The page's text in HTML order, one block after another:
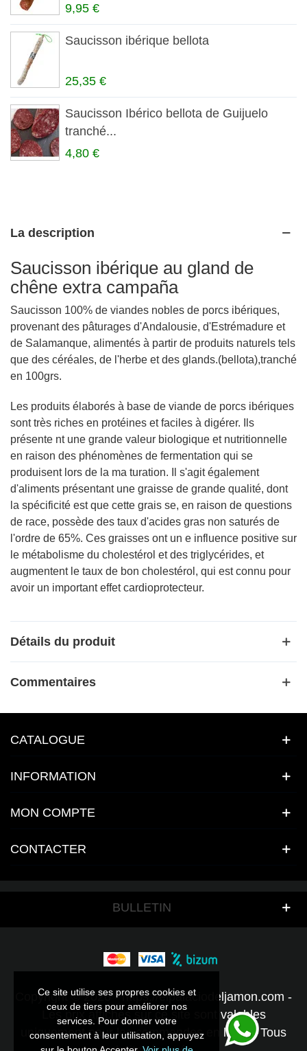
Ce site utilise ses propres cookies et
ceux de tiers pour améliorer nos
services. Pour donner votre
consentement à leur utilisation, appuyez
9,95 €
Saucisson ibérique bellota
25,35 €
Saucisson Ibérico bellota de Guijuelo
tranché...
4,80 €
La description
Saucisson ibérique au gland de
chêne extra campaña
Saucisson 100% de viandes nobles de porcs ibériques,
provenant des pâturages d'Andalousie, d'Estrémadure et
de Salamanque, alimentés à partir de produits naturels tels
que des céréales, de l'herbe et des glands.(bellota),tranché
en 100grs.
Les produits élaborés à base de viande de porcs ibériques
sont très riches en protéines et faciles à digérer. Ils
présente nt une grande valeur biologique et nutritionnelle
en raison des phénomènes de fermentation qui se
produisent lors de la ma turation. Il s'agit également
d'aliments présentant une graisse de grande qualité, dont
la spécificité est que cette grais se, en raison de questions
de race, possède des taux d'acides gras non saturés de
l'ordre de 65%. Ces graisses ont un e influence positive sur
le métabolisme du cholestérol et des triglycérides, et
augmentent le taux de bon cholestérol, qui est connu pour
avoir un important effet cardioprotecteur.
Détails du produit
Commentaires
CATALOGUE
INFORMATION
MON COMPTE
CONTACTER
Ce site utilise ses propres cookies et
ceux de tiers pour améliorer nos
services. Pour donner votre
consentement à leur utilisation, appuyez
BULLETIN
Copyright © 2026 - https://elpalaciodeljamon.com -
Les prix affichés sur ce site sont valables
uniquement pour les commandes en ligne - Tous